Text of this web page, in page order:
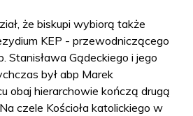
że biskupi wybiorą także
KEP - przewodniczącego
Stanisława Gądeckiego i jego
był abp Marek
obaj hierarchowie kończą drugą
czele Kościoła katolickiego w